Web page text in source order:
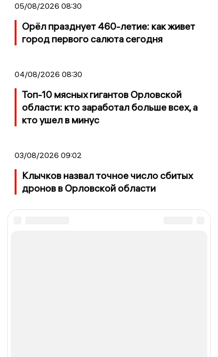
05/08/2026 08:30
Орёл празднует 460-летие: как живет
город первого салюта сегодня
04/08/2026 08:30
Топ-10 мясных гигантов Орловской
области: кто заработал больше всех, а
кто ушел в минус
03/08/2026 09:02
Клычков назвал точное число сбитых
дронов в Орловской области